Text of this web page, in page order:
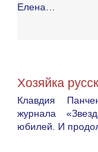
Елена…
Хозяйка
Клавдия
журнала
юбилей. И